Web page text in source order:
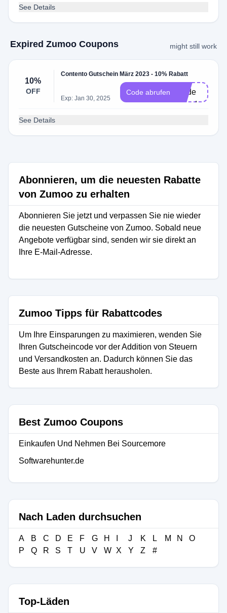
See Details
Expired Zumoo Coupons might still work
10%
OFF
Contento Gutschein März 2023 - 10% Rabatt
Exp: Jan 30, 2025
Code abrufen
Code
erforderlich
See Details
Abonnieren, um die neuesten Rabatte
von Zumoo zu erhalten
Abonnieren Sie jetzt und verpassen Sie nie wieder
die neuesten Gutscheine von Zumoo. Sobald neue
Angebote verfügbar sind, senden wir sie direkt an
Ihre E-Mail-Adresse.
Zumoo Tipps für Rabattcodes
Um Ihre Einsparungen zu maximieren, wenden Sie
Ihren Gutscheincode vor der Addition von Steuern
und Versandkosten an. Dadurch können Sie das
Beste aus Ihrem Rabatt herausholen.
Best Zumoo Coupons
Einkaufen Und Nehmen Bei Sourcemore
Softwarehunter.de
Nach Laden durchsuchen
A B C D E F G H J K L M N
O
P
Q R S T U V W X Y Z #
Top-Läden